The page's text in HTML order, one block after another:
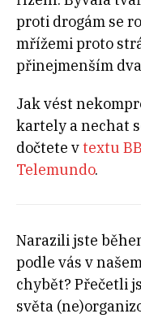
proti drogám se
mřížemi proto
přinejmenším
Jak vést
kartely a nechat
dočtete vtextu
Telemundo.
Narazili jste
podle vás v
chybět? Přečetli
světa